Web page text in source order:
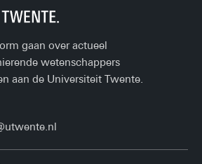
gaan over actueel
wetenschappers
aan de Universiteit Twente.